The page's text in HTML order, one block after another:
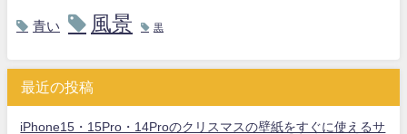
青い 風景 黒
最近の投稿
iPhone15・15Pro・14Proのクリスマスの壁紙をすぐに使えるサ